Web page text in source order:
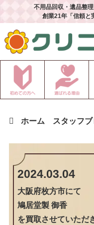
不用品回収・遺品整
創業21年「信頼と
ホーム スタッフ
2024.03.04
大阪府枚方市にて
鳩居堂製 御香
を買取させていただ